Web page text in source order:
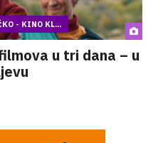
- KINO KL...
u tri dana – u